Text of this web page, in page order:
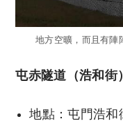
地方空曠，而且有陣
屯赤隧道（浩和街）
地點：屯門浩和